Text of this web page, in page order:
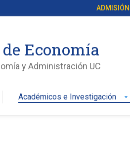
ADMISIÓN
Economía
y Administración UC
Académicos e Investigación arrow_drop_down